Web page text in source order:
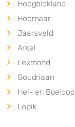
Hoogblokland
Hoornaar
Jaarsveld
Arkel
Lexmond
Goudriaan
Hei- en Boeicop
Lopik